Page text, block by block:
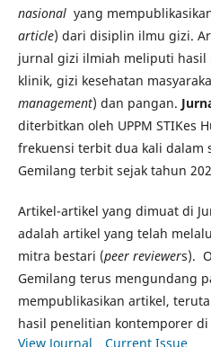
nasionalyang
article) dari disiplin ilmu gizi.
jurnal gizi ilmiah meliputi
klinik, gizi kesehatan
management) dan pangan.
diterbitkan oleh UPPM STIKes
frekuensi terbit dua kali dalam
Gemilang terbit sejak tahun
Artikel-artikel yang dimuat di
adalah artikel yang telah
mitra bestari (peer reviewers).
Gemilang terus mengundang
mempublikasikan artikel,
hasil penelitian kontemporer
View Journal
Current Issue